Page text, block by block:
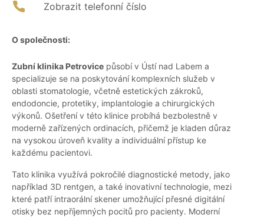
Zobrazit telefonní číslo
O společnosti:
Zubní klinika Petrovice působí v Ústí nad Labem a
specializuje se na poskytování komplexních služeb v
oblasti stomatologie, včetně estetických zákroků,
endodoncie, protetiky, implantologie a chirurgických
výkonů. Ošetření v této klinice probíhá bezbolestně v
moderně zařízených ordinacích, přičemž je kladen důraz
na vysokou úroveň kvality a individuální přístup ke
každému pacientovi.
Tato klinika využívá pokročilé diagnostické metody, jako
například 3D rentgen, a také inovativní technologie, mezi
které patří intraorální skener umožňující přesné digitální
otisky bez nepříjemných pocitů pro pacienty. Moderní